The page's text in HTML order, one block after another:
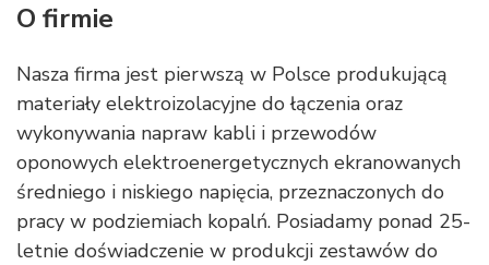
O firmie
Nasza firma jest pierwszą w Polsce produkującą
materiały elektroizolacyjne do łączenia oraz
wykonywania napraw kabli i przewodów
oponowych elektroenergetycznych ekranowanych
średniego i niskiego napięcia, przeznaczonych do
pracy w podziemiach kopalń. Posiadamy ponad 25-
letnie doświadczenie w produkcji zestawów do